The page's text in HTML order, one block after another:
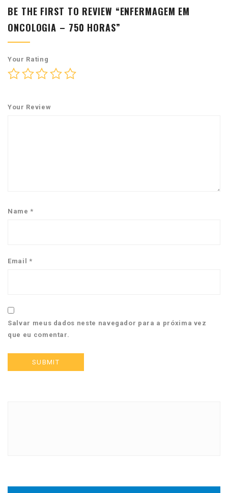
BE THE FIRST TO REVIEW “ENFERMAGEM EM
ONCOLOGIA – 750 HORAS”
Your Rating
Your Review
Name*
Email *
Salvar meus dados neste navegador para a próxima vez
que eu comentar.